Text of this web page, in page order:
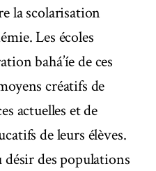
la scolarisation
Les écoles
bahá’íe de ces
créatifs de
actuelles et de
de leurs élèves.
désir des populations